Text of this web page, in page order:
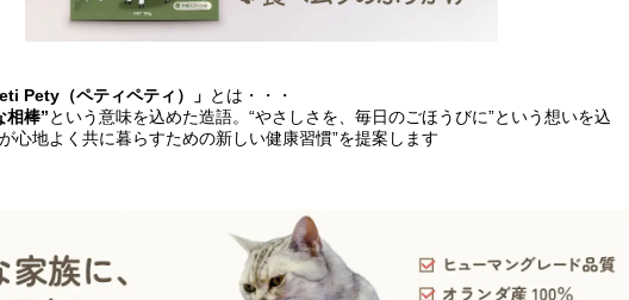
Pety（ペティペティ）」 とは・・・
相棒”という意味を込めた造語。“やさしさを、毎日のごほうびに”という想いを込
心地よく共に暮らすための新しい健康習慣”を提案します